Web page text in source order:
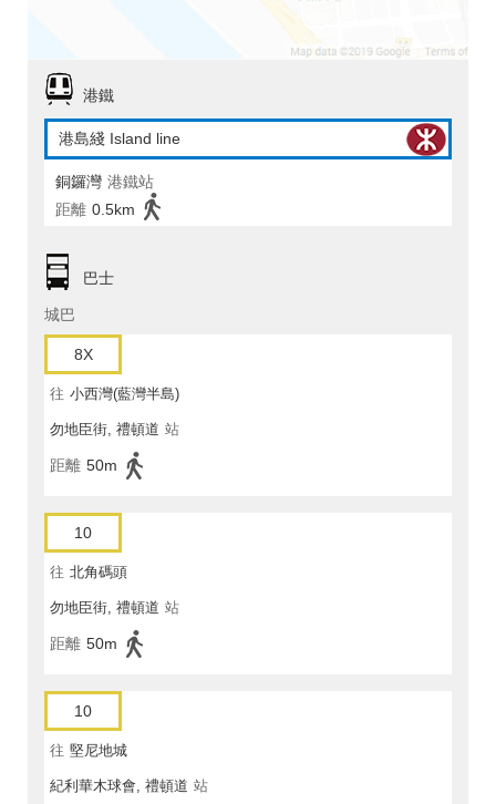
港鐵
港島綫 Island line
銅鑼灣 港鐵站
距離 0.5km
巴士
城巴
8X
往 小西灣(藍灣半島)
勿地臣街, 禮頓道 站
距離 50m
10
往 北角碼頭
勿地臣街, 禮頓道 站
距離 50m
10
往 堅尼地城
紀利華木球會, 禮頓道 站